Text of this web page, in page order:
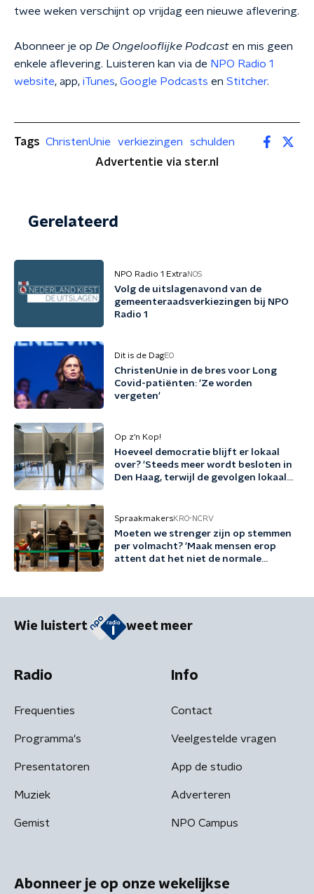
twee weken verschijnt op vrijdag een nieuwe aflevering.
Abonneer je op De Ongelooflijke Podcast en mis geen
enkele aflevering. Luisteren kan via de NPO Radio 1
website, app, iTunes, Google Podcasts en Stitcher.
Tags ChristenUnie verkiezingen
schulden
Advertentie via ster.nl
Gerelateerd
NPO Radio 1 Extra NOS
Volg de uitslagenavond van de
gemeenteraadsverkiezingen bij NPO
Radio 1
Dit is de DagEO
ChristenUnie in de bres voor Long
Covid-patiënten: 'Ze worden
vergeten'
Op z’n Kop!
Hoeveel democratie blijft er lokaal
over? 'Steeds meer wordt besloten in
Den Haag, terwijl de gevolgen lokaal
SpraakmakersKRO-NCRV
Moeten we strenger zijn op stemmen
per volmacht? 'Maak mensen erop
attent dat het niet de normale
Wie luistert weet meer
Radio
Frequenties
Programma's
Presentatoren
Muziek
Gemist
Info
Contact
Veelgestelde vragen
App de studio
Adverteren
NPO Campus
Abonneer je op onze wekelijkse